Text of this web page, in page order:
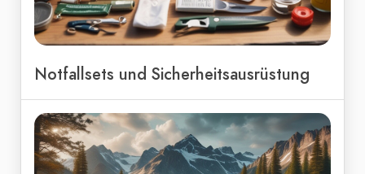
Notfallsets und Sicherheitsausrüstung